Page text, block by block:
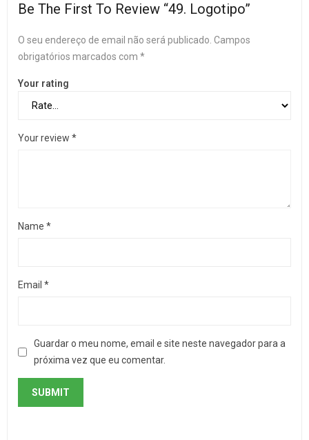
Be The First To Review “49. Logotipo”
O seu endereço de email não será publicado. Campos
obrigatórios marcados com *
Your rating
Your review *
Name *
Email *
Guardar o meu nome, email e site neste navegador para a
próxima vez que eu comentar.